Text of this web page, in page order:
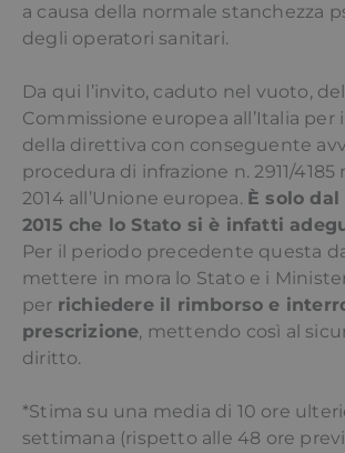
a causa della normale stanchezza
degli operatori sanitari.
Da qui l’invito, caduto nel vuoto,
Commissione europea all’Italia
della direttiva con conseguente
procedura di infrazione n. 2911/4185
2014 all’Unione europea. È solo
2015 che lo Stato si è infatti
Per il periodo precedente questa
mettere in mora lo Stato e i
per richiedere il rimborso e
prescrizione, mettendo così al
diritto.
*Stima su una media di 10 ore
settimana (rispetto alle 48 ore